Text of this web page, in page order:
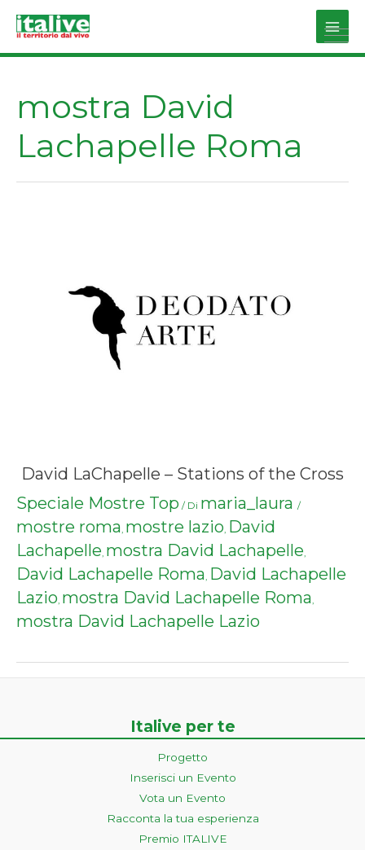
Main
mostra David
Lachapelle Roma
David LaChapelle – Stations of the Cross
Speciale Mostre Top / Di maria_laura /
mostre roma, mostre lazio, David
Lachapelle, mostra David Lachapelle,
David Lachapelle Roma, David Lachapelle
Lazio, mostra David Lachapelle Roma,
mostra David Lachapelle Lazio
Italive per te
Progetto
Inserisci un Evento
Vota un Evento
Racconta la tua esperienza
Premio ITALIVE